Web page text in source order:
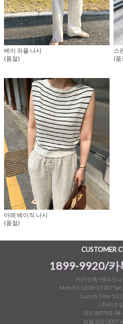
베이 와플 나시
(품절)
스
(품
마레 베이직 나시
(품절)
CUSTOMER
1899-9920/카
카카오톡<앤피오
Mon-Fri 10:00-17:00 /
Lunch Time
(주)리즈
국민 807501-
농협 355-0057-